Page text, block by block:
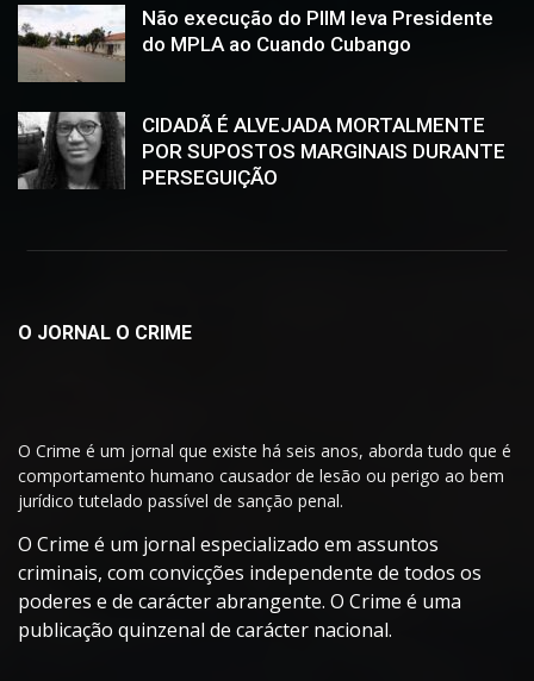
Não execução do PIIM leva Presidente
do MPLA ao Cuando Cubango
CIDADÃ É ALVEJADA MORTALMENTE
POR SUPOSTOS MARGINAIS DURANTE
PERSEGUIÇÃO
O JORNAL O CRIME
O Crime é um jornal que existe há seis anos, aborda tudo que é
comportamento humano causador de lesão ou perigo ao bem
jurídico tutelado passível de sanção penal.
O Crime é um jornal especializado em assuntos
criminais, com convicções independente de todos os
poderes e de carácter abrangente. O Crime é uma
publicação quinzenal de carácter nacional.